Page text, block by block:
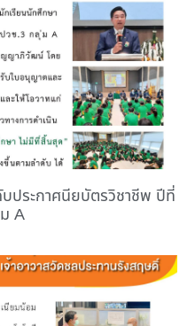
ประกาศนียบัตรวิชาชีพ ปีที่
A